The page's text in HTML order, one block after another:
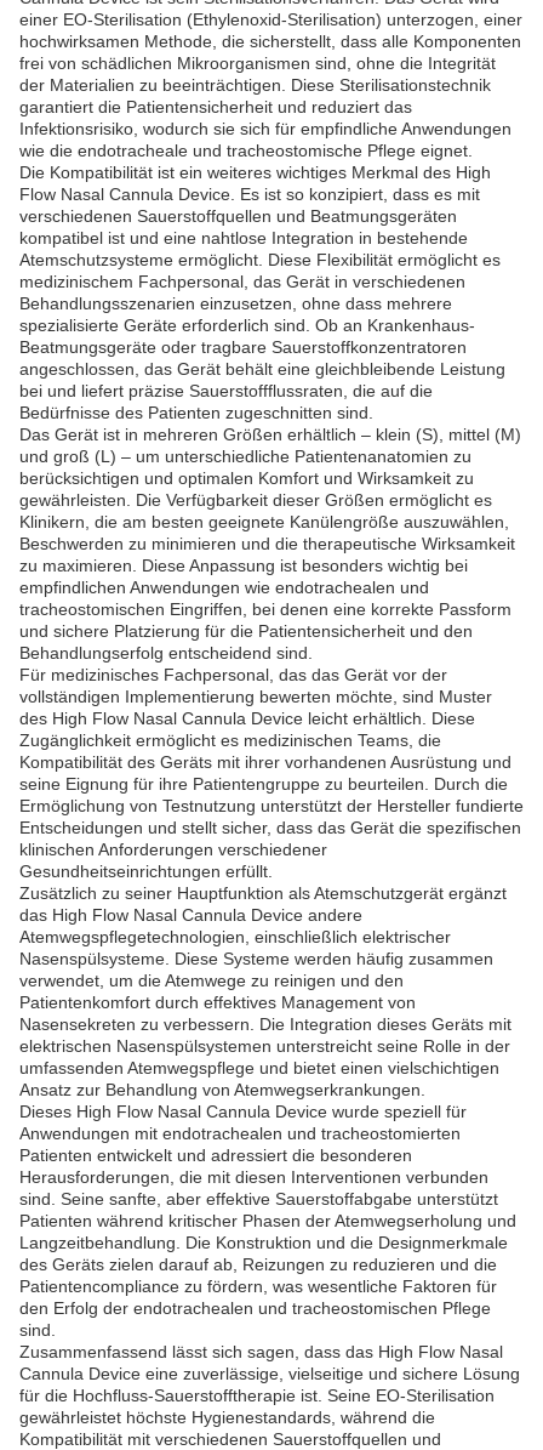
einer EO-Sterilisation (Ethylenoxid-Sterilisation) unterzogen, einer
hochwirksamen Methode, die sicherstellt, dass alle Komponenten
frei von schädlichen Mikroorganismen sind, ohne die Integrität
der Materialien zu beeinträchtigen. Diese Sterilisationstechnik
garantiert die Patientensicherheit und reduziert das
Infektionsrisiko, wodurch sie sich für empfindliche Anwendungen
wie die endotracheale und tracheostomische Pflege eignet.
Die Kompatibilität ist ein weiteres wichtiges Merkmal des High
Flow Nasal Cannula Device. Es ist so konzipiert, dass es mit
verschiedenen Sauerstoffquellen und Beatmungsgeräten
kompatibel ist und eine nahtlose Integration in bestehende
Atemschutzsysteme ermöglicht. Diese Flexibilität ermöglicht es
medizinischem Fachpersonal, das Gerät in verschiedenen
Behandlungsszenarien einzusetzen, ohne dass mehrere
spezialisierte Geräte erforderlich sind. Ob an Krankenhaus-
Beatmungsgeräte oder tragbare Sauerstoffkonzentratoren
angeschlossen, das Gerät behält eine gleichbleibende Leistung
bei und liefert präzise Sauerstoffflussraten, die auf die
Bedürfnisse des Patienten zugeschnitten sind.
Das Gerät ist in mehreren Größen erhältlich – klein (S), mittel (M)
und groß (L) – um unterschiedliche Patientenanatomien zu
berücksichtigen und optimalen Komfort und Wirksamkeit zu
gewährleisten. Die Verfügbarkeit dieser Größen ermöglicht es
Klinikern, die am besten geeignete Kanülengröße auszuwählen,
Beschwerden zu minimieren und die therapeutische Wirksamkeit
zu maximieren. Diese Anpassung ist besonders wichtig bei
empfindlichen Anwendungen wie endotrachealen und
tracheostomischen Eingriffen, bei denen eine korrekte Passform
und sichere Platzierung für die Patientensicherheit und den
Behandlungserfolg entscheidend sind.
Für medizinisches Fachpersonal, das das Gerät vor der
vollständigen Implementierung bewerten möchte, sind Muster
des High Flow Nasal Cannula Device leicht erhältlich. Diese
Zugänglichkeit ermöglicht es medizinischen Teams, die
Kompatibilität des Geräts mit ihrer vorhandenen Ausrüstung und
seine Eignung für ihre Patientengruppe zu beurteilen. Durch die
Ermöglichung von Testnutzung unterstützt der Hersteller fundierte
Entscheidungen und stellt sicher, dass das Gerät die spezifischen
klinischen Anforderungen verschiedener
Gesundheitseinrichtungen erfüllt.
Zusätzlich zu seiner Hauptfunktion als Atemschutzgerät ergänzt
das High Flow Nasal Cannula Device andere
Atemwegspflegetechnologien, einschließlich elektrischer
Nasenspülsysteme. Diese Systeme werden häufig zusammen
verwendet, um die Atemwege zu reinigen und den
Patientenkomfort durch effektives Management von
Nasensekreten zu verbessern. Die Integration dieses Geräts mit
elektrischen Nasenspülsystemen unterstreicht seine Rolle in der
umfassenden Atemwegspflege und bietet einen vielschichtigen
Ansatz zur Behandlung von Atemwegserkrankungen.
Dieses High Flow Nasal Cannula Device wurde speziell für
Anwendungen mit endotrachealen und tracheostomierten
Patienten entwickelt und adressiert die besonderen
Herausforderungen, die mit diesen Interventionen verbunden
sind. Seine sanfte, aber effektive Sauerstoffabgabe unterstützt
Patienten während kritischer Phasen der Atemwegserholung und
Langzeitbehandlung. Die Konstruktion und die Designmerkmale
des Geräts zielen darauf ab, Reizungen zu reduzieren und die
Patientencompliance zu fördern, was wesentliche Faktoren für
den Erfolg der endotrachealen und tracheostomischen Pflege
sind.
Zusammenfassend lässt sich sagen, dass das High Flow Nasal
Cannula Device eine zuverlässige, vielseitige und sichere Lösung
für die Hochfluss-Sauerstofftherapie ist. Seine EO-Sterilisation
gewährleistet höchste Hygienestandards, während die
Kompatibilität mit verschiedenen Sauerstoffquellen und